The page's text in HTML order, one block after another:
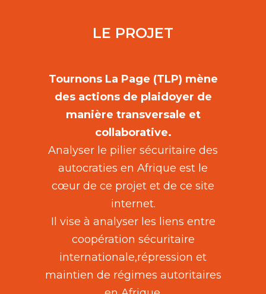
LE PROJET
Tournons La Page (TLP) mène
des actions de plaidoyer de
manière transversale et
collaborative.
Analyser le pilier sécuritaire des
autocraties en Afrique est le
cœur de ce projet et de ce site
internet.
Il vise à analyser les liens entre
coopération sécuritaire
internationale,répression et
maintien de régimes autoritaires